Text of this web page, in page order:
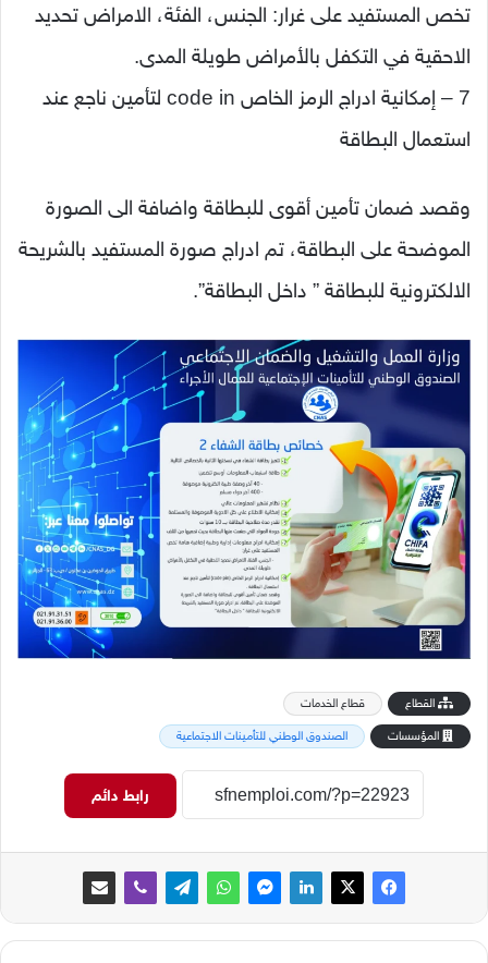
تخص المستفيد على غرار: الجنس، الفئة، الامراض تحديد
الاحقية في التكفل بالأمراض طويلة المدى.
7 – إمكانية ادراج الرمز الخاص code in لتأمين ناجع عند
استعمال البطاقة
وقصد ضمان تأمين أقوى للبطاقة واضافة الى الصورة
الموضحة على البطاقة، تم ادراج صورة المستفيد بالشريحة
الالكترونية للبطاقة ” داخل البطاقة”.
القطاع
قطاع الخدمات
المؤسسات
الصندوق الوطني للتأمينات الاجتماعية
رابط دائم